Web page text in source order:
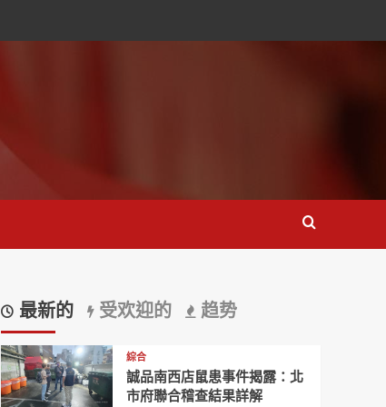
最新的 受欢迎的 趋势
綜合
誠品南西店鼠患事件揭露：北
市府聯合稽查結果詳解